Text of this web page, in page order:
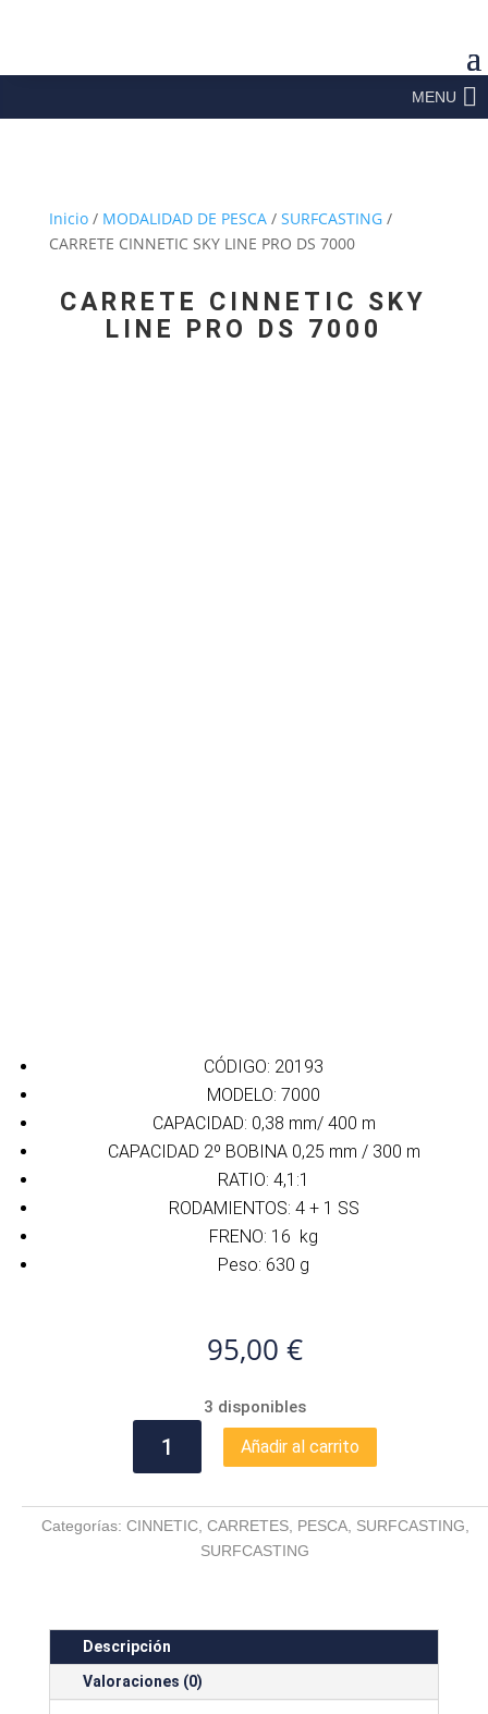
MENU
Inicio/ MODALIDAD DE PESCA/ SURFCASTING/
CARRETE CINNETIC SKY LINE PRO DS 7000
CARRETE CINNETIC SKY
LINE PRO DS 7000
CÓDIGO: 20193
MODELO: 7000
CAPACIDAD: 0,38 mm/ 400 m
CAPACIDAD 2º BOBINA 0,25 mm / 300 m
RATIO: 4,1:1
RODAMIENTOS: 4 + 1 SS
FRENO: 16 kg
Peso: 630 g
95,00 €
3 disponibles
CINNETIC
LINE
PRO
Añadir al carrito
Categorías: CINNETIC, CARRETES, PESCA, SURFCASTING,
SURFCASTING
Descripción
Valoraciones (0)